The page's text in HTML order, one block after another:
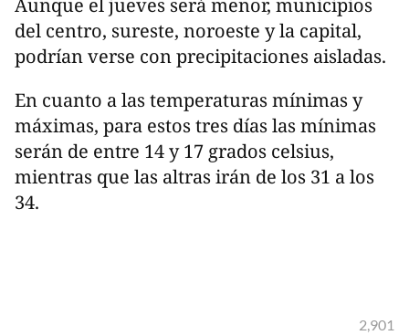
Aunque el jueves será menor, municipios
del centro, sureste, noroeste y la capital,
podrían verse con precipitaciones aisladas.
En cuanto a las temperaturas mínimas y
máximas, para estos tres días las mínimas
serán de entre 14 y 17 grados celsius,
mientras que las altras irán de los 31 a los
34.
2,901